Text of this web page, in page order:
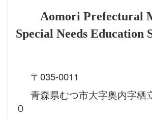
Aomori Prefectural
Special Needs Education
〒035-0011
青森県むつ市大字奥内字栖
０